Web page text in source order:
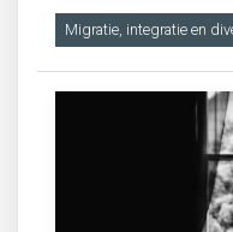
Migratie, integratie en